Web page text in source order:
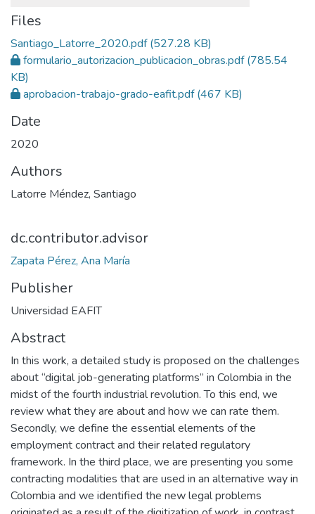
Files
Santiago_Latorre_2020.pdf(527.28 KB)
formulario_autorizacion_publicacion_obras.pdf(785.54
KB)
aprobacion-trabajo-grado-eafit.pdf(467 KB)
Date
2020
Authors
Latorre Méndez, Santiago
dc.contributor.advisor
Zapata Pérez, Ana María
Publisher
Universidad EAFIT
Abstract
In this work, a detailed study is proposed on the challenges
about “digital job-generating platforms” in Colombia in the
midst of the fourth industrial revolution. To this end, we
review what they are about and how we can rate them.
Secondly, we define the essential elements of the
employment contract and their related regulatory
framework. In the third place, we are presenting you some
contracting modalities that are used in an alternative way in
Colombia and we identified the new legal problems